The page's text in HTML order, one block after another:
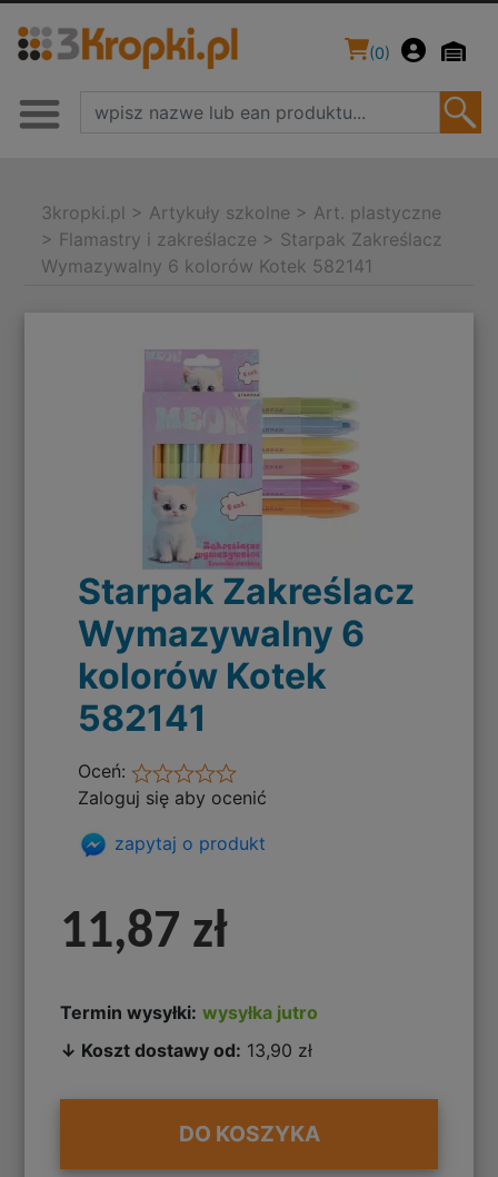
(0)
3kropki.pl > Artykuły szkolne > Art. plastyczne
> Flamastry i zakreślacze > Starpak Zakreślacz
Wymazywalny 6 kolorów Kotek 582141
Starpak Zakreślacz
Wymazywalny 6
kolorów Kotek
582141
Oceń:
Zaloguj się aby ocenić
zapytaj o produkt
11,87 zł
Termin wysyłki: wysyłka jutro
↓ Koszt dostawy od: 13,90 zł
DO KOSZYKA